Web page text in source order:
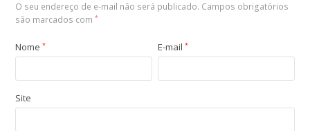
O seu endereço de e-mail não será publicado. Campos obrigatórios
são marcados com*
Nome* E-mail*
Site